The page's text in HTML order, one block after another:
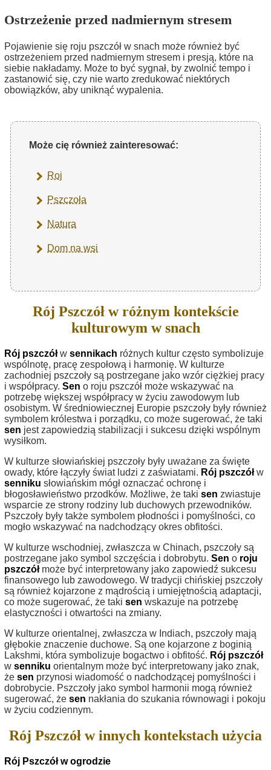
Ostrzeżenie przed nadmiernym stresem
Pojawienie się roju pszczół w snach może również być
ostrzeżeniem przed nadmiernym stresem i presją, które na
siebie nakładamy. Może to być sygnał, by zwolnić tempo i
zastanowić się, czy nie warto zredukować niektórych
obowiązków, aby uniknąć wypalenia.
Może cię również zainteresować:
Roj
Pszczoła
Natura
Dom na wsi
Rój Pszczół w różnym kontekście
kulturowym w snach
Rój pszczółw sennikach różnych kultur często symbolizuje
wspólnotę, pracę zespołową i harmonię. W kulturze
zachodniej pszczoły są postrzegane jako wzór ciężkiej pracy
i współpracy. Sen o roju pszczół może wskazywać na
potrzebę większej współpracy w życiu zawodowym lub
osobistym. W średniowiecznej Europie pszczoły były również
symbolem królestwa i porządku, co może sugerować, że taki
sen jest zapowiedzią stabilizacji i sukcesu dzięki wspólnym
wysiłkom.
W kulturze słowiańskiej pszczoły były uważane za święte
owady, które łączyły świat ludzi z zaświatami. Rój pszczółw
senniku słowiańskim mógł oznaczać ochronę i
błogosławieństwo przodków. Możliwe, że taki sen zwiastuje
wsparcie ze strony rodziny lub duchowych przewodników.
Pszczoły były także symbolem płodności i pomyślności, co
mogło wskazywać na nadchodzący okres obfitości.
W kulturze wschodniej, zwłaszcza w Chinach, pszczoły są
postrzegane jako symbol szczęścia i dobrobytu. Sen o roju
pszczółmoże być interpretowany jako zapowiedź sukcesu
finansowego lub zawodowego. W tradycji chińskiej pszczoły
są również kojarzone z mądrością i umiejętnością adaptacji,
co może sugerować, że taki sen wskazuje na potrzebę
elastyczności i otwartości na zmiany.
W kulturze orientalnej, zwłaszcza w Indiach, pszczoły mają
głębokie znaczenie duchowe. Są one kojarzone z boginią
Lakshmi, która symbolizuje bogactwo i obfitość. Rój pszczół
w senniku orientalnym może być interpretowany jako znak,
że sen przynosi wiadomość o nadchodzącej pomyślności i
dobrobycie. Pszczoły jako symbol harmonii mogą również
sugerować, że sen nakłania do szukania równowagi i pokoju
w życiu codziennym.
Rój Pszczół w innych kontekstach użycia
Rój Pszczół w ogrodzie